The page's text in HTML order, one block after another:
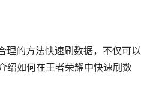
理的方法快速刷数据，不仅可以
绍如何在王者荣耀中快速刷数